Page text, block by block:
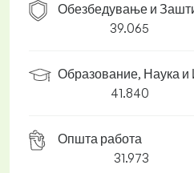
Обезбедување и
39.065
Образование, Наука
41.840
Општа работа
31.973